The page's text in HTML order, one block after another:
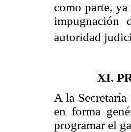
como parte,
impugnación
autoridad
XI.
A la
en forma
programar el